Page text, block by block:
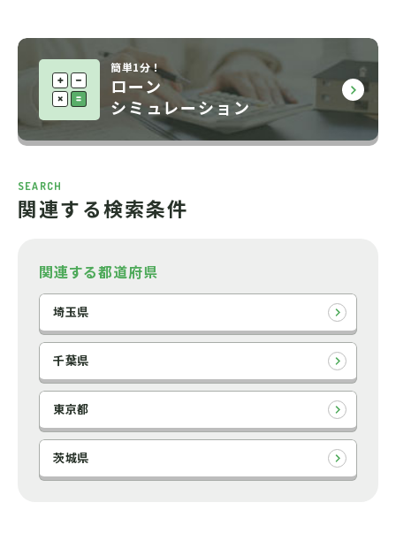
簡単1分！
ローン
シミュレーション
SEARCH
関連する検索条件
関連する都道府県
埼玉県
千葉県
東京都
茨城県